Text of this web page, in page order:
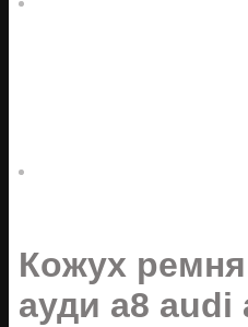
Кожух
ауди а8 audi